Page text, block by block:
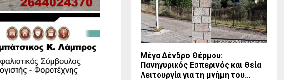
Μέγα Δένδρο Θέρμου:
Πανηγυρικός Εσπερινός και Θεία
Λειτουργία για τη μνήμη του...